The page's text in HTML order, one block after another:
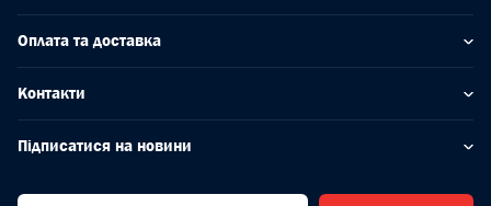
Оплата та доставка
Контакти
Підписатися на новини